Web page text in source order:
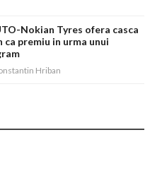
Nokian Tyres ofera casca
premiu in urma unui
Hriban